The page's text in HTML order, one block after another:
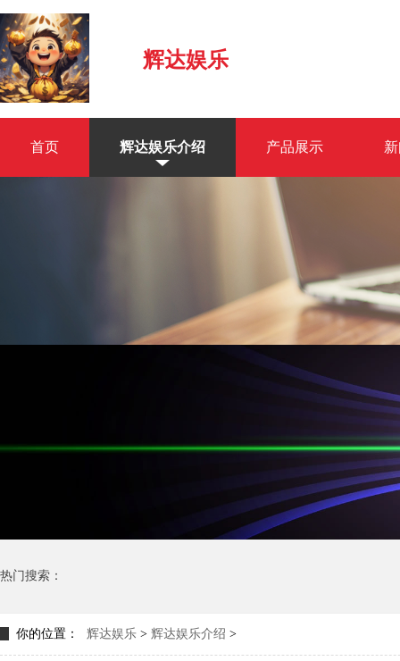
辉达娱乐
首页 辉达娱乐介绍 产品展示
热门搜索：
你的位置： 辉达娱乐 > 辉达娱乐介绍 >